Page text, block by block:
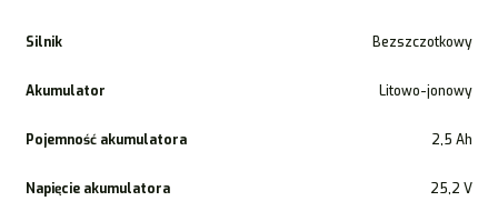
Silnik Bezszczotkowy
Akumulator Litowo-jonowy
Pojemność akumulatora 2,5 Ah
Napięcie akumulatora 25,2 V